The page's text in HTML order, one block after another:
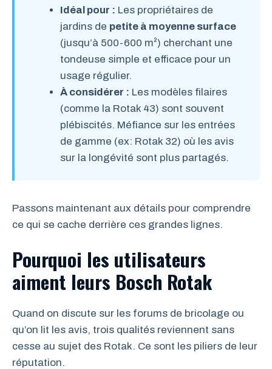
Idéal pour : Les propriétaires de
jardins de petite à moyenne surface
(jusqu’à 500-600 m²) cherchant une
tondeuse simple et efficace pour un
usage régulier.
À considérer : Les modèles filaires
(comme la Rotak 43) sont souvent
plébiscités. Méfiance sur les entrées
de gamme (ex: Rotak 32) où les avis
sur la longévité sont plus partagés.
Passons maintenant aux détails pour comprendre
ce qui se cache derrière ces grandes lignes.
Pourquoi les utilisateurs
aiment leurs Bosch Rotak
Quand on discute sur les forums de bricolage ou
qu’on lit les avis, trois qualités reviennent sans
cesse au sujet des Rotak. Ce sont les piliers de leur
réputation.